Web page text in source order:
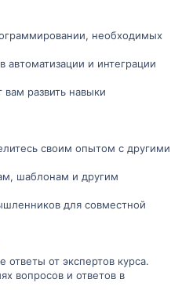
необходимых
автоматизации и интеграции
вам развить навыки
своим опытом с другими
шаблонам и другим
для совместной
ответы от экспертов курса.
вопросов и ответов в